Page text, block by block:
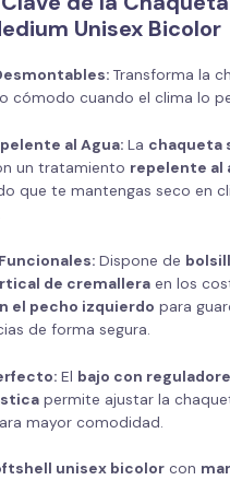
Unisex Bicolor
Transforma la
cómodo cuando el clima lo
al Agua: La chaqueta
un tratamiento repelente al
que te mantengas seco en
Dispone de
de cremallera en los
el pecho izquierdo para
de forma segura.
El bajo con
permite ajustar la
mayor comodidad.
unisex bicolor con